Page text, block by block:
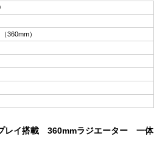
360mm）
レイ搭載 360mmラジエーター 一体